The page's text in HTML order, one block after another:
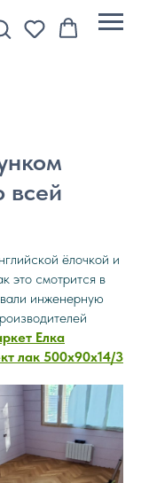
всей
ёлочкой и
это смотрится в
инженерную
Елка
лак 500х90х14/3